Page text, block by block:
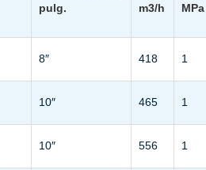
pulg.
m3/h
MPa
8″ 418 1
10″ 465 1
10″ 556 1